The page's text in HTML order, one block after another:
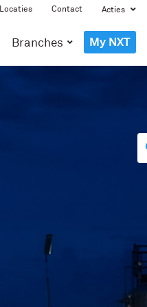
Locaties Contact Acties
Branches My NXT